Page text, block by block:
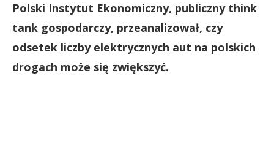
Polski Instytut Ekonomiczny, publiczny think
tank gospodarczy, przeanalizował, czy
odsetek liczby elektrycznych aut na polskich
drogach może się zwiększyć.